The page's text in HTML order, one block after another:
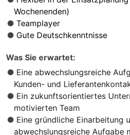
Wochenenden)
Teamplayer
Gute Deutschkenntnisse
Was Sie erwartet:
Eine abwechslungsreiche
Kunden- und
Ein zukunftsorientiertes
motivierten Team
Eine gründliche Einarbeitung
abwechslungsreiche Aufgabe